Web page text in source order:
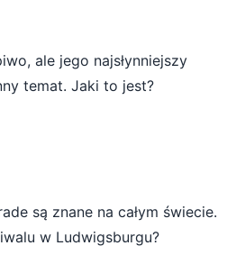
ale jego najsłynniejszy
temat. Jaki to jest?
są znane na całym świecie.
w Ludwigsburgu?